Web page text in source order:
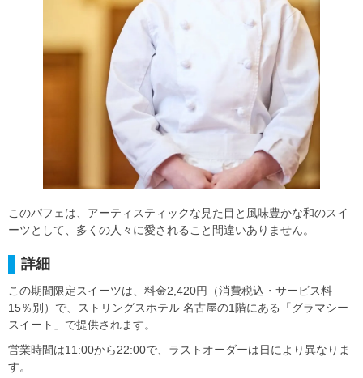
このパフェは、アーティスティックな見た目と風味豊かな和のスイ
ーツとして、多くの人々に愛されること間違いありません。
詳細
この期間限定スイーツは、料金2,420円（消費税込・サービス料
15％別）で、ストリングスホテル 名古屋の1階にある「グラマシー
スイート」で提供されます。
営業時間は11:00から22:00で、ラストオーダーは日により異なりま
す。